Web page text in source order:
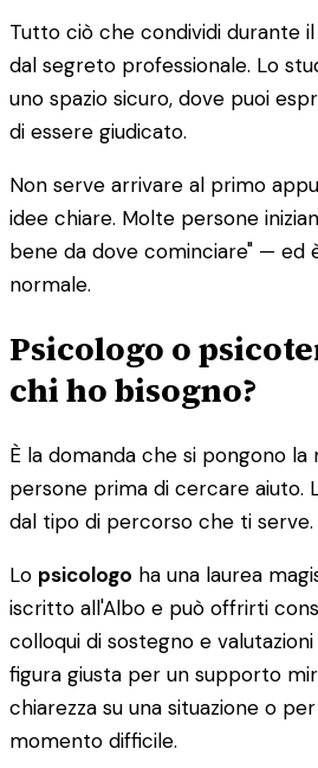
Tutto ciò che condividi durante
dal segreto professionale. Lo
uno spazio sicuro, dove puoi
di essere giudicato.
Non serve arrivare al primo
idee chiare. Molte persone
bene da dove cominciare" —
normale.
Psicologo o
chi ho bisogno?
È la domanda che si pongono
persone prima di cercare aiuto.
dal tipo di percorso che ti serve.
Lo psicologo ha una laurea
iscritto all'Albo e può offrirti
colloqui di sostegno e
figura giusta per un supporto
chiarezza su una situazione o
momento difficile.